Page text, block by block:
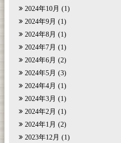
2024年10月 (1)
2024年9月 (1)
2024年8月 (1)
2024年7月 (1)
2024年6月 (2)
2024年5月 (3)
2024年4月 (1)
2024年3月 (1)
2024年2月 (1)
2024年1月 (2)
2023年12月 (1)